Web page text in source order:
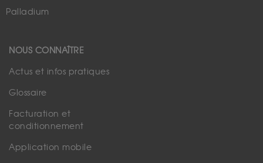
Palladium
NOUS CONNAÎTRE
Actus et infos pratiques
Glossaire
Facturation et
conditionnement
Application mobile